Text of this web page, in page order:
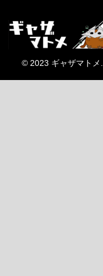
© 2023 ギャザマトメ.